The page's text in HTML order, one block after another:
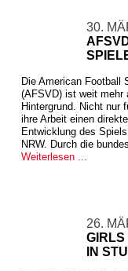
30.
Die American Football
(AFSVD) ist weit mehr
Hintergrund. Nicht nur
ihre Arbeit einen
Entwicklung des
NRW. Durch die
Weiterlesen ...
26.
GIRLS
IN